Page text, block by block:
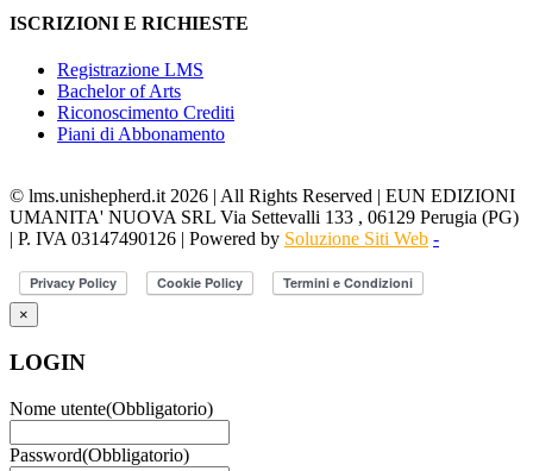
ISCRIZIONI E RICHIESTE
Registrazione LMS
Bachelor of Arts
Riconoscimento Crediti
Piani di Abbonamento
© lms.unishepherd.it 2026 | All Rights Reserved | EUN EDIZIONI
UMANITA' NUOVA SRL Via Settevalli 133 , 06129 Perugia (PG)
| P. IVA 03147490126 | Powered by Soluzione Siti Web -
×
LOGIN
Nome utente(Obbligatorio)
Password(Obbligatorio)